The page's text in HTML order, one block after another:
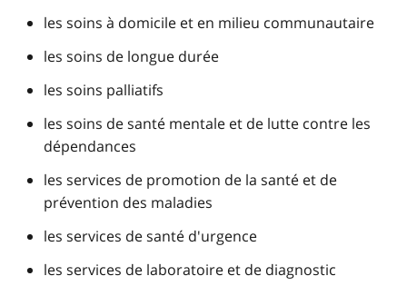
les soins à domicile et en milieu communautaire
les soins de longue durée
les soins palliatifs
les soins de santé mentale et de lutte contre les
dépendances
les services de promotion de la santé et de
prévention des maladies
les services de santé d'urgence
les services de laboratoire et de diagnostic